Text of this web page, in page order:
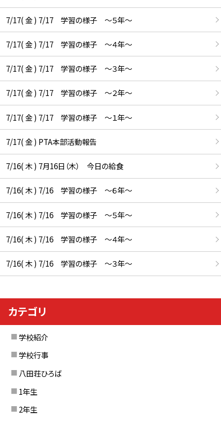
7/17( 金 ) 7/17 学習の様子 ～５年～
7/17( 金 ) 7/17 学習の様子 ～４年～
7/17( 金 ) 7/17 学習の様子 ～３年～
7/17( 金 ) 7/17 学習の様子 ～２年～
7/17( 金 ) 7/17 学習の様子 ～１年～
7/17( 金 ) PTA本部活動報告
7/16( 木 ) 7月16日（木） 今日の給食
7/16( 木 ) 7/16 学習の様子 ～６年～
7/16( 木 ) 7/16 学習の様子 ～５年～
7/16( 木 ) 7/16 学習の様子 ～４年～
7/16( 木 ) 7/16 学習の様子 ～３年～
カテゴリ
学校紹介
学校行事
八田荘ひろば
1年生
2年生